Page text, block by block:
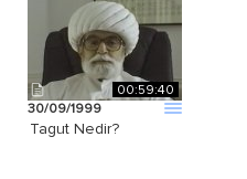
00:59:40
30/09/1999
Tagut Nedir?